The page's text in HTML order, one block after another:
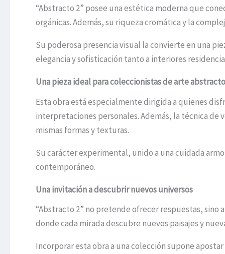
“Abstracto 2” posee una estética moderna que
orgánicas. Además, su riqueza cromática y la
Su poderosa presencia visual la convierte en una
elegancia y sofisticación tanto a interiores
Una pieza ideal para coleccionistas de arte abstracto
Esta obra está especialmente dirigida a quienes
interpretaciones personales. Además, la técnica
mismas formas y texturas.
Su carácter experimental, unido a una cuidada
contemporáneo.
Una invitación a descubrir nuevos universos
“Abstracto 2” no pretende ofrecer respuestas,
donde cada mirada descubre nuevos paisajes y
Incorporar esta obra a una colección supone